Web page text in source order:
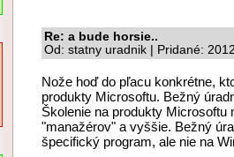
Re: a bude horsie..
Od: statny uradnik | Pridané:
Nože hoď do pľacu konkrétne,
produkty Microsoftu. Bežný
Školenie na produkty
"manažérov" a vyššie. Bežný
špecifický program, ale nie na